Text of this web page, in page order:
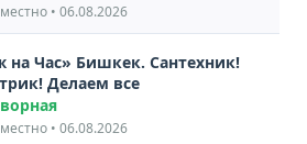
• 06.08.2026
Час» Бишкек. Сантехник!
Электрик! Делаем все
• 06.08.2026